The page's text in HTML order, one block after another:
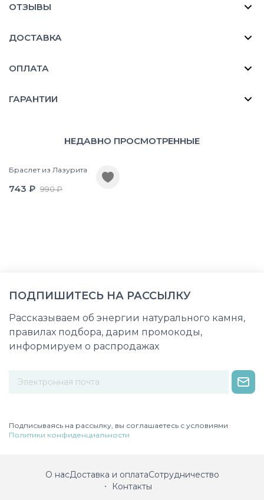
ОТЗЫВЫ
ДОСТАВКА
ОПЛАТА
ГАРАНТИИ
НЕДАВНО ПРОСМОТРЕННЫЕ
Браслет из Лазурита
743 ₽ 990 ₽
ПОДПИШИТЕСЬ НА РАССЫЛКУ
Рассказываем об энергии натурального камня,
правилах подбора, дарим промокоды,
информируем о распродажах
Подписываясь на рассылку, вы соглашаетесь с условиями
Политики конфиденциальности
О насДоставка и оплатаСотрудничество
Контакты